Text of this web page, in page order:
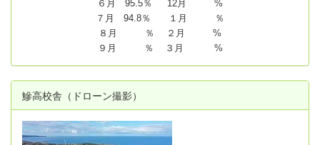
６月 95.5％ 12月 %
７月 94.8％ １月 ％
８月 ％ ２月 %
９月 ％ ３月 %
鰺高校舎（ドローン撮影）